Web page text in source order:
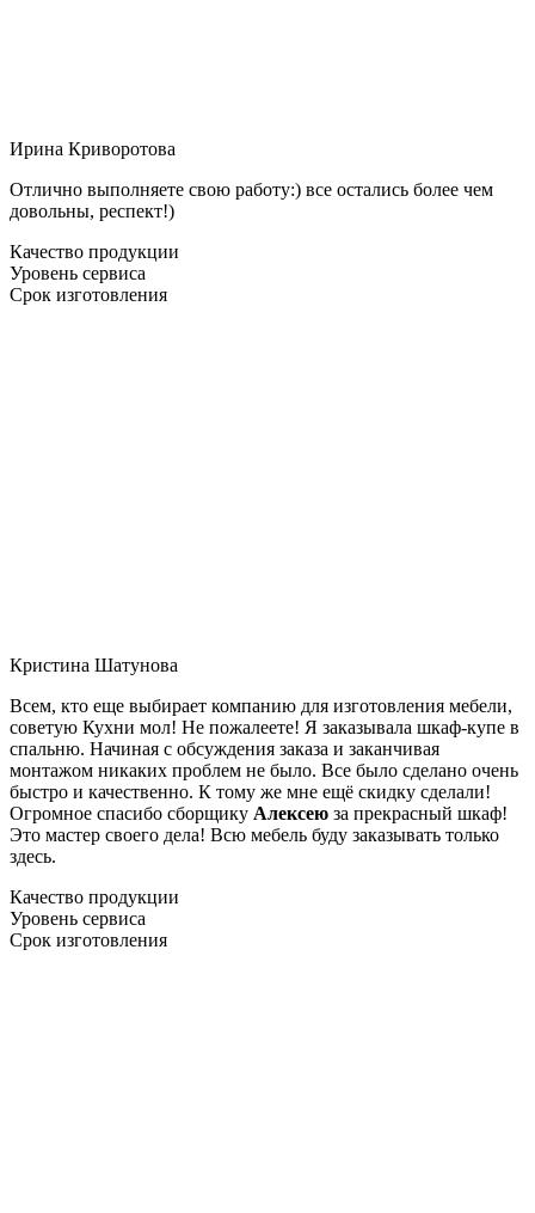
Ирина Криворотова
Отлично выполняете свою работу:) все остались более чем
довольны, респект!)
Качество продукции
Уровень сервиса
Срок изготовления
Кристина Шатунова
Всем, кто еще выбирает компанию для изготовления мебели,
советую Кухни мол! Не пожалеете! Я заказывала шкаф-купе в
спальню. Начиная с обсуждения заказа и заканчивая
монтажом никаких проблем не было. Все было сделано очень
быстро и качественно. К тому же мне ещё скидку сделали!
Огромное спасибо сборщику Алексею за прекрасный шкаф!
Это мастер своего дела! Всю мебель буду заказывать только
здесь.
Качество продукции
Уровень сервиса
Срок изготовления